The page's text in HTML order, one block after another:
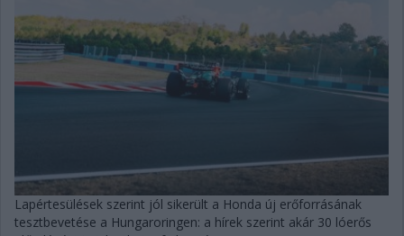
Lapértesülések szerint jól sikerült a Honda új erőforrásának
tesztbevetése a Hungaroringen: a hírek szerint akár 30 lóerős